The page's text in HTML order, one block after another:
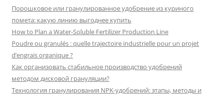
Порошковое или гранулированное удобрение из куриного
помета: какую линию выгоднее купить
How to Plan a Water-Soluble Fertilizer Production Line
Poudre ou granulés : quelle trajectoire industrielle pour un projet
d’engrais organique ?
Как организовать стабильное производство удобрений
методом дисковой грануляции?
Технология гранулирования NPK-удобрений: этапы, методы и